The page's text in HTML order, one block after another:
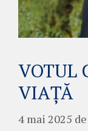
VOTUL
VIAȚĂ
4 mai 2025 de